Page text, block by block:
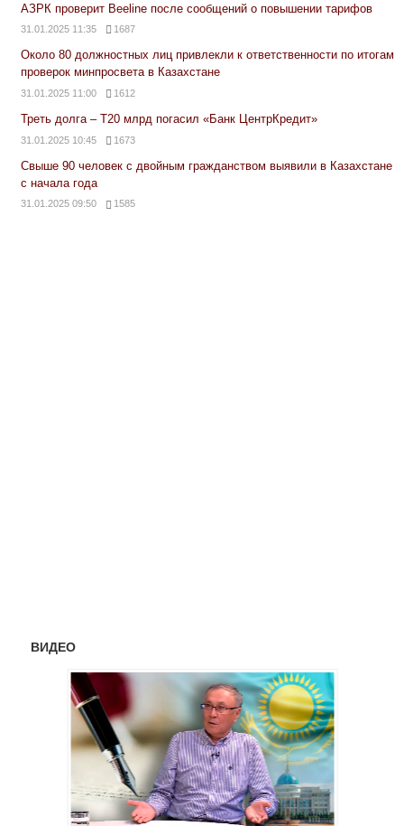
АЗРК проверит Beeline после сообщений о повышении тарифов
31.01.2025 11:35 1687
Около 80 должностных лиц привлекли к ответственности по итогам
проверок минпросвета в Казахстане
31.01.2025 11:00 1612
Треть долга – Т20 млрд погасил «Банк ЦентрКредит»
31.01.2025 10:45 1673
Свыше 90 человек с двойным гражданством выявили в Казахстане
с начала года
31.01.2025 09:50 1585
ВИДЕО